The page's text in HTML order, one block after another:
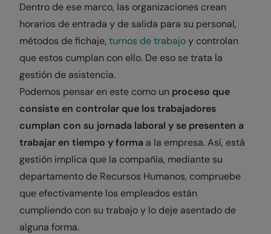
Dentro de ese marco, las organizaciones crean
horarios de entrada y de salida para su personal,
métodos de fichaje, turnos de trabajoy controlan
que estos cumplan con ello. De eso se trata la
gestión de asistencia.
Podemos pensar en este como un proceso que
consiste en controlar que los trabajadores
cumplan con su jornada laboral y se presenten a
trabajar en tiempo y forma a la empresa. Así, está
gestión implica que la compañía, mediante su
departamento de Recursos Humanos, compruebe
que efectivamente los empleados están
cumpliendo con su trabajo y lo deje asentado de
alguna forma.